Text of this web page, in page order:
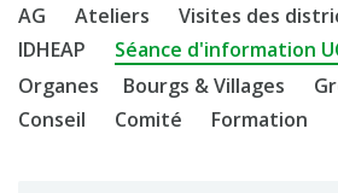
AG Ateliers Visites des
IDHEAP
Séance d'information
Organes
Bourgs & Villages
Conseil
Comité Formation